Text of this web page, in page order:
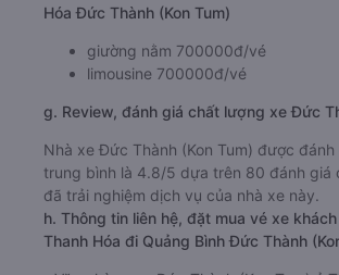
Hóa Đức Thành (Kon Tum)
giường nằm 700000đ/vé
limousine 700000đ/vé
g. Review, đánh giá chất lượng xe Đức
Nhà xe Đức Thành (Kon Tum) được đánh
trung bình là 4.8/5 dựa trên 80 đánh giá
đã trải nghiệm dịch vụ của nhà xe này.
h. Thông tin liên hệ, đặt mua vé xe
Thanh Hóa đi Quảng Bình Đức Thành